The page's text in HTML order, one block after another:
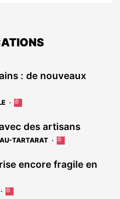
: de nouveaux
Cet
réservé
aux
des artisans
TARTARAT
Cet
est
réservé
encore fragile en
Cet